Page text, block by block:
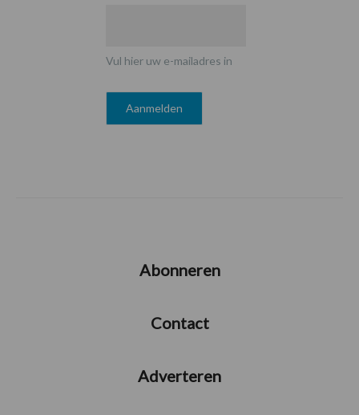
Vul hier uw e-mailadres in
Abonneren
Contact
Adverteren